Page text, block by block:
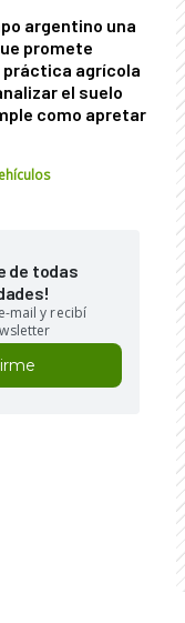
argentino una
promete
práctica agrícola
el suelo
como apretar
de todas
mail y recibí